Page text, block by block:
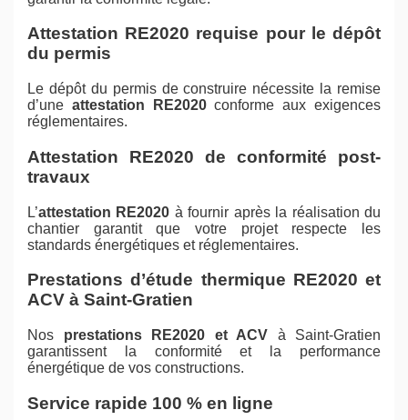
Attestation RE2020 requise pour le dépôt
du permis
Le dépôt du permis de construire nécessite la remise
d’une attestation RE2020conforme aux exigences
réglementaires.
Attestation RE2020 de conformité post-
travaux
L’attestation RE2020 à fournir après la réalisation du
chantier garantit que votre projet respecte les
standards énergétiques et réglementaires.
Prestations d’étude thermique RE2020 et
ACV à Saint-Gratien
Nos prestations RE2020 et ACV à Saint-Gratien
garantissent la conformité et la performance
énergétique de vos constructions.
Service rapide 100 % en ligne